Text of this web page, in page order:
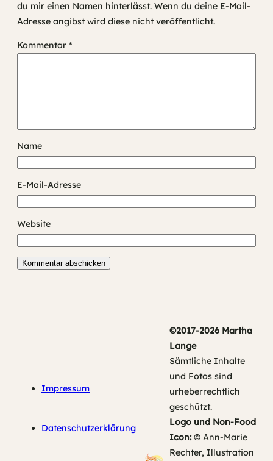
du mir einen Namen hinterlässt. Wenn du deine E-Mail-
Adresse angibst wird diese nicht veröffentlicht.
Kommentar *
Name
E-Mail-Adresse
Website
Impressum
Datenschutzerklärung
©2017-2026 Martha
Lange
Sämtliche Inhalte
und Fotos sind
urheberrechtlich
geschützt.
Logo und Non-Food
Icon:© Ann-Marie
Rechter, Illustration